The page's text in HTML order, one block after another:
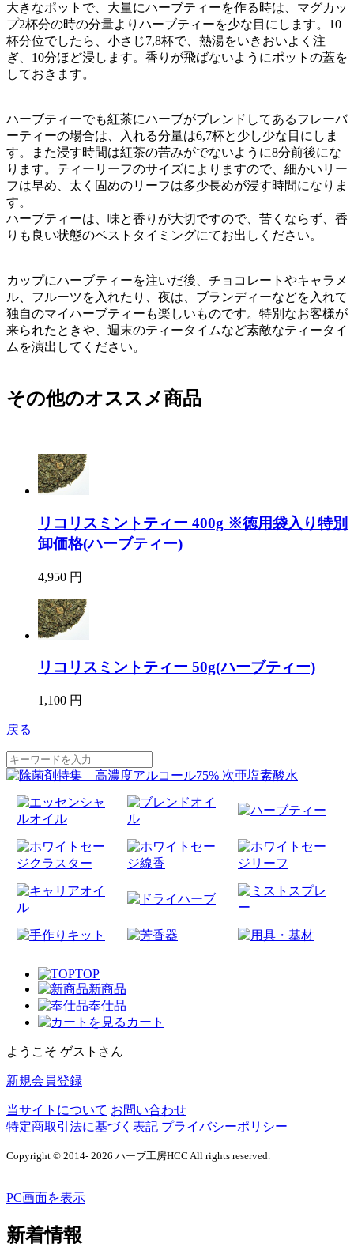
大きなポットで、大量にハーブティーを作る時は、マグカッ
プ2杯分の時の分量よりハーブティーを少な目にします。10
杯分位でしたら、小さじ7,8杯で、熱湯をいきおいよく注
ぎ、10分ほど浸します。香りが飛ばないようにポットの蓋を
しておきます。
ハーブティーでも紅茶にハーブがブレンドしてあるフレーバ
ーティーの場合は、入れる分量は6,7杯と少し少な目にしま
す。また浸す時間は紅茶の苦みがでないように8分前後にな
ります。ティーリーフのサイズによりますので、細かいリー
フは早め、太く固めのリーフは多少長めが浸す時間になりま
す。
ハーブティーは、味と香りが大切ですので、苦くならず、香
りも良い状態のベストタイミングにてお出しください。
カップにハーブティーを注いだ後、チョコレートやキャラメ
ル、フルーツを入れたり、夜は、ブランディーなどを入れて
独自のマイハーブティーも楽しいものです。特別なお客様が
来られたときや、週末のティータイムなど素敵なティータイ
ムを演出してください。
その他のオススメ商品
リコリスミントティー 400g ※徳用袋入り特別
卸価格(ハーブティー)
4,950 円
リコリスミントティー 50g(ハーブティー)
1,100 円
戻る
TOP
新商品
奉仕品
カート
ようこそ ゲストさん
新規会員登録
当サイトについて お問い合わせ
特定商取引法に基づく表記 プライバシーポリシー
Copyright © 2014- 2026 ハーブ工房HCC All rights reserved.
PC画面を表示
新着情報